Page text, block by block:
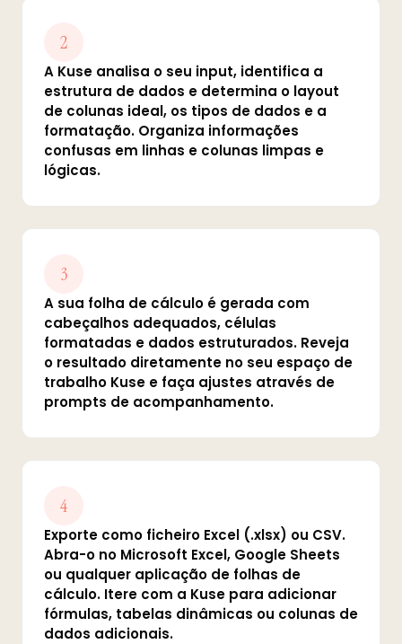
2
A Kuse analisa o seu input, identifica a
estrutura de dados e determina o layout
de colunas ideal, os tipos de dados e a
formatação. Organiza informações
confusas em linhas e colunas limpas e
lógicas.
3
A sua folha de cálculo é gerada com
cabeçalhos adequados, células
formatadas e dados estruturados. Reveja
o resultado diretamente no seu espaço de
trabalho Kuse e faça ajustes através de
prompts de acompanhamento.
4
Exporte como ficheiro Excel (.xlsx) ou CSV.
Abra-o no Microsoft Excel, Google Sheets
ou qualquer aplicação de folhas de
cálculo. Itere com a Kuse para adicionar
fórmulas, tabelas dinâmicas ou colunas de
dados adicionais.